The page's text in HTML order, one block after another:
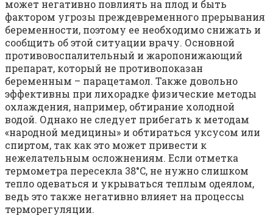
может негативно повлиять на плод и быть
фактором угрозы преждевременного прерывания
беременности, поэтому ее необходимо снижать и
сообщить об этой ситуации врачу. Основной
противовоспалительный и жаропонижающий
препарат, который не противопоказан
беременным – парацетамол. Также довольно
эффективны при лихорадке физические методы
охлаждения, например, обтирание холодной
водой. Однако не следует прибегать к методам
«народной медицины» и обтираться уксусом или
спиртом, так как это может привести к
нежелательным осложнениям. Если отметка
термометра пересекла 38°C, не нужно слишком
тепло одеваться и укрываться теплым одеялом,
ведь это также негативно влияет на процессы
терморегуляции.